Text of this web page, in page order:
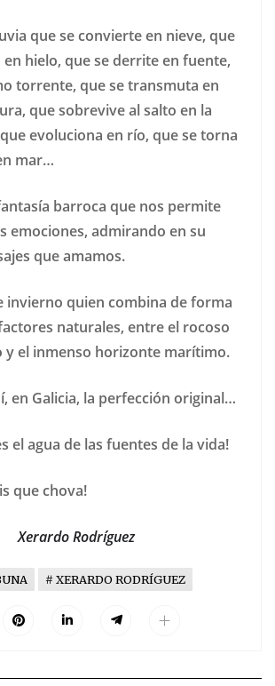
que se convierte en nieve, que
hielo, que se derrite en fuente,
torrente, que se transmuta en
que sobrevive al salto en la
evoluciona en río, que se torna
mar…
barroca que nos permite
emociones, admirando en su
que amamos.
invierno quien combina de forma
naturales, entre el rocoso
y el inmenso horizonte marítimo.
en Galicia, la perfección original…
el agua de las fuentes de la vida!
que chova!
Xerardo Rodríguez
XERARDO RODRÍGUEZ